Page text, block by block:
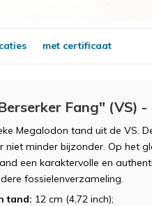
met certificaat
Fang" (VS) -
Megalodon tand uit de VS.
minder bijzonder. Op het
een karaktervolle en
fossielenverzameling.
tand: 12 cm (4,72 inch);